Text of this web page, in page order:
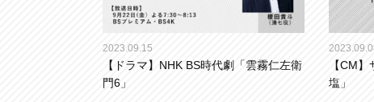
2023.09.15
【ドラマ】NHK BS時代劇「雲霧仁左衛
門6」
【CM
塩」